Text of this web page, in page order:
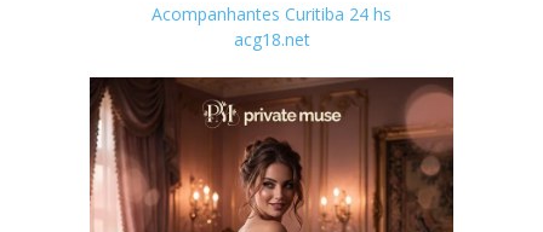
Acompanhantes Curitiba 24 hs
acg18.net